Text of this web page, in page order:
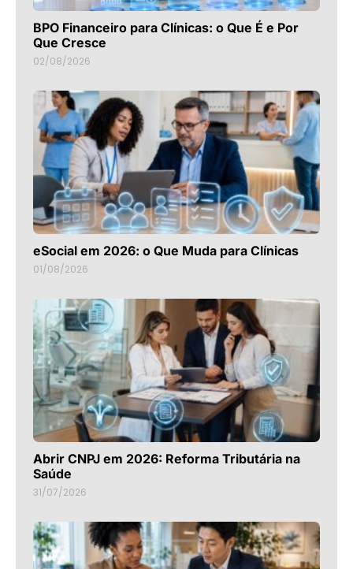
BPO Financeiro para Clínicas: o Que É e Por
Que Cresce
02/08/2026
eSocial em 2026: o Que Muda para Clínicas
01/08/2026
Abrir CNPJ em 2026: Reforma Tributária na
Saúde
31/07/2026